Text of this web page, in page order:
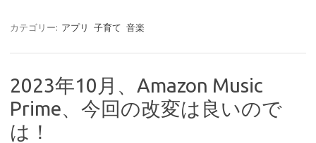
カテゴリー: アプリ 子育て 音楽
2023年10月、Amazon Music
Prime、今回の改変は良いので
は！